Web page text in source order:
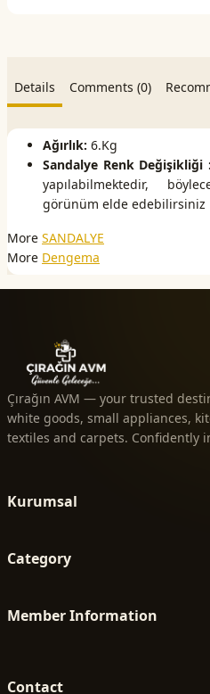
Details Comments (0)
Ağırlık: 6.Kg
Sandalye Renk Değişikliği :
yapılabilmektedir,
görünüm elde edebilirsiniz
More SANDALYE
More Dengema
Çırağın AVM — your trusted
white goods, small appliances,
textiles and carpets. Confidently
Kurumsal
Category
Member Information
Contact